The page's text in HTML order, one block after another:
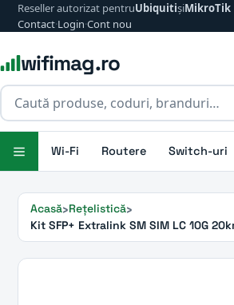
Reseller autorizat pentruUbiquitișiMikroTik
Contact·Login·Cont nou
wifimag.ro
Wi-Fi Routere Switch-uri
Acasă Rețelistică
Kit SFP+ Extralink SM SIM LC 10G